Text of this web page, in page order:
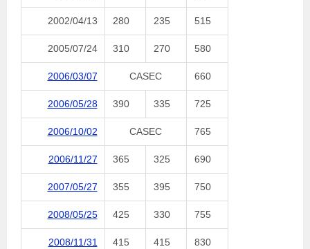
2002/04/13 280 235 515
2005/07/24 310 270 580
2006/03/07 CASEC 660
2006/05/28 390 335 725
2006/10/02 CASEC 765
2006/11/27 365 325 690
2007/05/27 355 395 750
2008/05/25 425 330 755
2008/11/31 415 415 830